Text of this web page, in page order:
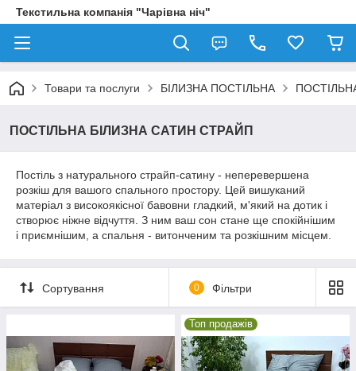
Текстильна компанія "Чарівна ніч"
Товари та послуги БІЛИЗНА ПОСТІЛЬНА
ПОСТІЛЬНА БІЛИЗНА САТИН СТРАЙП
Постіль з натурального страйп-сатину - неперевершена
розкіш для вашого спального простору. Цей вишуканий
матеріал з високоякісної бавовни гладкий, м'який на дотик і
створює ніжне відчуття. З ним ваш сон стане ще спокійнішим
і приємнішим, а спальня - витонченим та розкішним місцем.
Сортування 0 Фільтри
Топ продажів